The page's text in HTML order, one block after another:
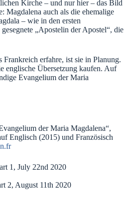
Kirche – und nur hier – das Bild
Magdalena auch als die ehemalige
– wie in den ersten
„Apostelin der Apostel“, die
Frankreich erfahre, ist sie in Planung.
englische Übersetzung kaufen. Auf
Evangelium der Maria
der Maria Magdalena“,
Englisch (2015) und Französisch
1, July 22nd 2020
2, August 11th 2020